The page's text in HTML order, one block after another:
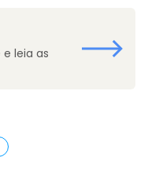
leia as